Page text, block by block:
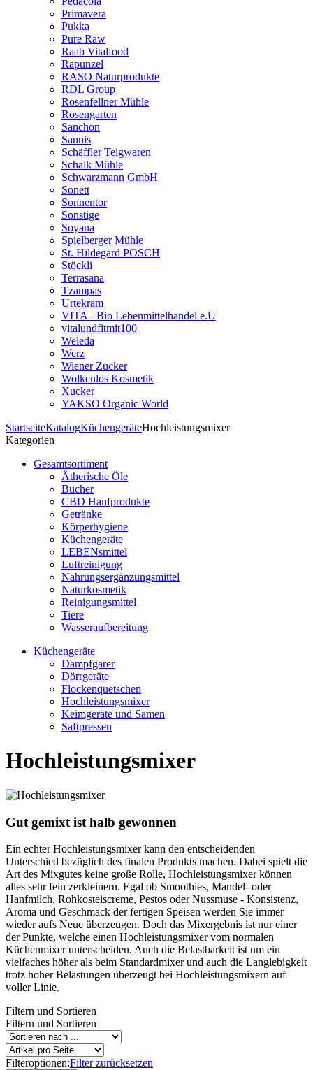
Primavera
Pukka
Pure Raw
Raab Vitalfood
Rapunzel
RASO Naturprodukte
RDL Group
Rosenfellner Mühle
Rosengarten
Sanchon
Sannis
Schäffler Teigwaren
Schalk Mühle
Schwarzmann GmbH
Sonett
Sonnentor
Sonstige
Soyana
Spielberger Mühle
St. Hildegard POSCH
Stöckli
Terrasana
Tzampas
Urtekram
VITA - Bio Lebenmittelhandel e.U
vitalundfitmit100
Weleda
Werz
Wiener Zucker
Wolkenlos Kosmetik
Xucker
YAKSO Organic World
StartseiteKatalogKüchengeräteHochleistungsmixer
Kategorien
Gesamtsortiment
Ätherische Öle
Bücher
CBD Hanfprodukte
Getränke
Körperhygiene
Küchengeräte
LEBENsmittel
Luftreinigung
Nahrungsergänzungsmittel
Naturkosmetik
Reinigungsmittel
Tiere
Wasseraufbereitung
Küchengeräte
Dampfgarer
Dörrgeräte
Flockenquetschen
Hochleistungsmixer
Keimgeräte und Samen
Saftpressen
Hochleistungsmixer
Gut gemixt ist halb gewonnen
Ein echter Hochleistungsmixer kann den entscheidenden
Unterschied bezüglich des finalen Produkts machen. Dabei spielt die
Art des Mixgutes keine große Rolle, Hochleistungsmixer können
alles sehr fein zerkleinern. Egal ob Smoothies, Mandel- oder
Hanfmilch, Rohkosteiscreme, Pestos oder Nussmuse - Konsistenz,
Aroma und Geschmack der fertigen Speisen werden Sie immer
wieder aufs Neue überzeugen. Doch das Mixergebnis ist nur einer
der Punkte, welche einen Hochleistungsmixer vom normalen
Küchenmixer unterscheiden. Auch die Belastbarkeit ist um ein
vielfaches höher als beim Standardmixer und auch die Langlebigkeit
trotz hoher Belastungen überzeugt bei Hochleistungsmixern auf
voller Linie.
Filtern und Sortieren
Filtern und Sortieren
Filteroptionen:Filter zurücksetzen